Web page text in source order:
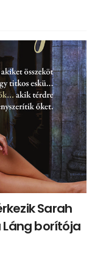
Sarah
Láng borítója